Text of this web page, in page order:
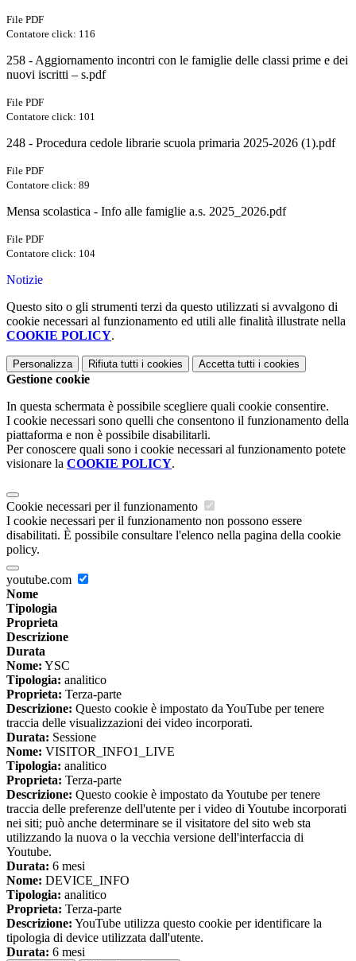
File PDF
Contatore click: 116
258 - Aggiornamento incontri con le famiglie delle classi prime e dei
nuovi iscritti – s.pdf
File PDF
Contatore click: 101
248 - Procedura cedole librarie scuola primaria 2025-2026 (1).pdf
File PDF
Contatore click: 89
Mensa scolastica - Info alle famiglie a.s. 2025_2026.pdf
File PDF
Contatore click: 104
Notizie
Questo sito o gli strumenti terzi da questo utilizzati si avvalgono di
cookie necessari al funzionamento ed utili alle finalità illustrate nella
COOKIE POLICY.
Personalizza Rifiuta tutti i cookies Accetta tutti i cookies
Gestione cookie
In questa schermata è possibile scegliere quali cookie consentire.
I cookie necessari sono quelli che consentono il funzionamento della
piattaforma e non è possibile disabilitarli.
Per conoscere quali sono i cookie necessari al funzionamento potete
visionare la COOKIE POLICY.
Cookie necessari per il funzionamento
I cookie necessari per il funzionamento non possono essere
disabilitati. È possibile consultare l'elenco nella pagina della cookie
policy.
youtube.com
Nome
Tipologia
Proprieta
Descrizione
Durata
Nome: YSC
Tipologia: analitico
Proprieta: Terza-parte
Descrizione: Questo cookie è impostato da YouTube per tenere
traccia delle visualizzazioni dei video incorporati.
Durata: Sessione
Nome: VISITOR_INFO1_LIVE
Tipologia: analitico
Proprieta: Terza-parte
Descrizione: Questo cookie è impostato da Youtube per tenere
traccia delle preferenze dell'utente per i video di Youtube incorporati
nei siti; può anche determinare se il visitatore del sito web sta
utilizzando la nuova o la vecchia versione dell'interfaccia di
Youtube.
Durata: 6 mesi
Nome: DEVICE_INFO
Tipologia: analitico
Proprieta: Terza-parte
Descrizione: YouTube utilizza questo cookie per identificare la
tipologia di device utilizzata dall'utente.
Durata: 6 mesi